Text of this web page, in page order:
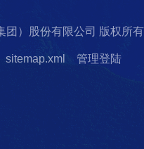
团）股份有限公司 版权所有
sitemap.xml 管理登陆